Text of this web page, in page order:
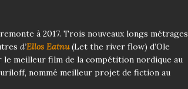
remonte à 2017. Trois nouveaux longs métrages
d’Ellos Eatnu(Let the river flow) d’Ole
meilleur film de la compétition nordique au
nommé meilleur projet de fiction au